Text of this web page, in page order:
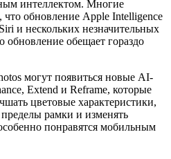
интеллектом. Многие
что обновление Apple Intelligence
и нескольких незначительных
обещает гораздо
могут появиться новые AI-
Extend и Reframe, которые
цветовые характеристики,
пределы рамки и изменять
понравятся мобильным